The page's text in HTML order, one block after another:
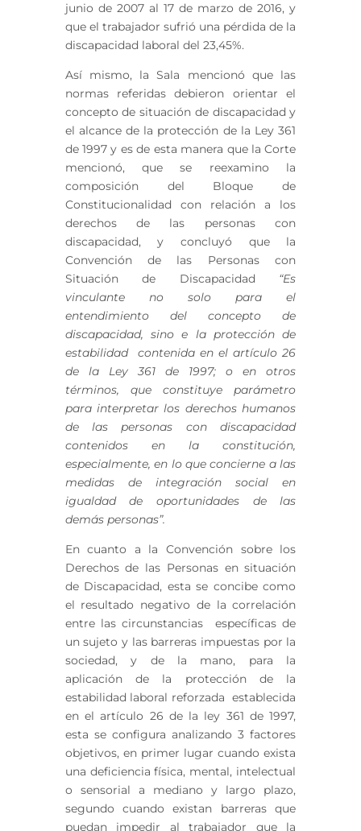
junio de 2007 al 17 de marzo de 2016, y
que el trabajador sufrió una pérdida de la
discapacidad laboral del 23,45%.
Así mismo, la Sala mencionó que las
normas referidas debieron orientar el
concepto de situación de discapacidad y
el alcance de la protección de la Ley 361
de 1997 y es de esta manera que la Corte
mencionó, que se reexamino la
composición del Bloque de
Constitucionalidad con relación a los
derechos de las personas con
discapacidad, y concluyó que la
Convención de las Personas con
Situación de Discapacidad “Es
vinculante no solo para el
entendimiento del concepto de
discapacidad, sino e la protección de
estabilidad contenida en el artículo 26
de la Ley 361 de 1997; o en otros
términos, que constituye parámetro
para interpretar los derechos humanos
de las personas con discapacidad
contenidos en la constitución,
especialmente, en lo que concierne a las
medidas de integración social en
igualdad de oportunidades de las
demás personas”.
En cuanto a la Convención sobre los
Derechos de las Personas en situación
de Discapacidad, esta se concibe como
el resultado negativo de la correlación
entre las circunstancias específicas de
un sujeto y las barreras impuestas por la
sociedad, y de la mano, para la
aplicación de la protección de la
estabilidad laboral reforzada establecida
en el artículo 26 de la ley 361 de 1997,
esta se configura analizando 3 factores
objetivos, en primer lugar cuando exista
una deficiencia física, mental, intelectual
o sensorial a mediano y largo plazo,
segundo cuando existan barreras que
puedan impedir al trabajador que la